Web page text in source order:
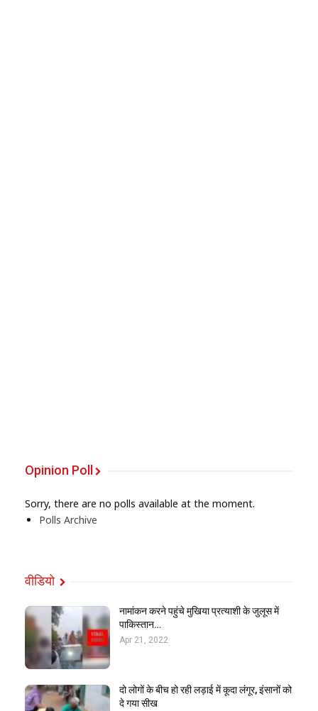
Opinion Poll
Sorry, there are no polls available at the moment.
Polls Archive
वीडियो
नामांकन करने पहुंचे मुखिया प्रत्याशी के जुलूस में
पाकिस्तान…
Apr 21, 2022
दो लोगों के बीच हो रही लड़ाई में कूदा लंगूर, इंसानों को
दे गया सीख